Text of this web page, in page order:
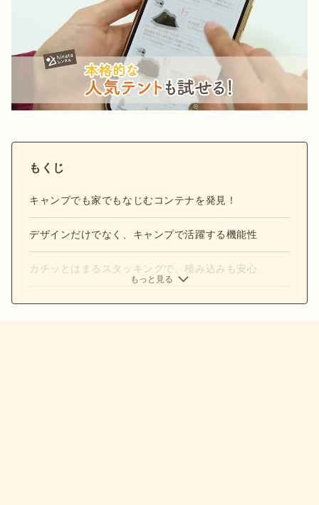
もくじ
キャンプでも家でもなじむコンテナを発見！
デザインだけでなく、キャンプで活躍する機能性
カチッとはまるスタッキングで、積み込みも安心
もっと見る